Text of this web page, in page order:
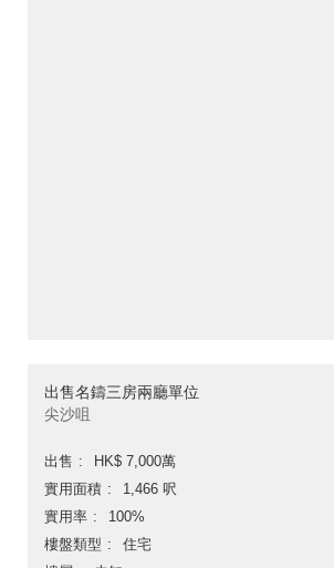
出售名鑄三房兩廳單位
尖沙咀
出售
HK$ 7,000萬
實用面積
1,466 呎
實用率
100%
樓盤類型
住宅